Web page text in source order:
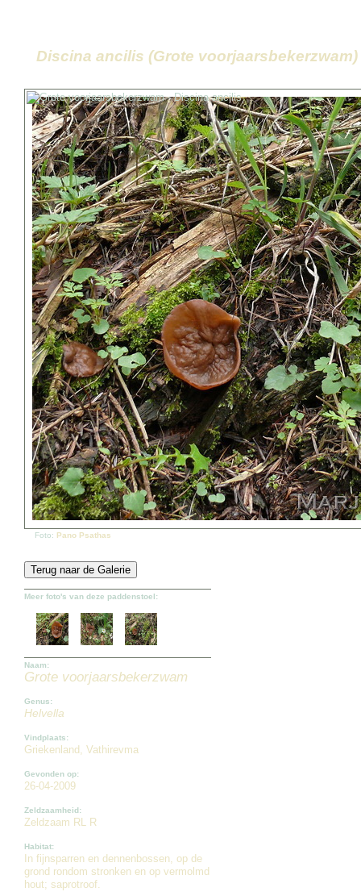
Discina ancilis (Grote voorjaarsbekerzwam)
Foto: Pano Psathas
Meer foto's van deze paddenstoel:
Naam:
Grote voorjaarsbekerzwam
Genus:
Helvella
Vindplaats:
Griekenland, Vathirevma
Gevonden op:
26-04-2009
Zeldzaamheid:
Zeldzaam RL R
Habitat:
In fijnsparren en dennenbossen, op de
grond rondom stronken en op vermolmd
hout; saprotroof.